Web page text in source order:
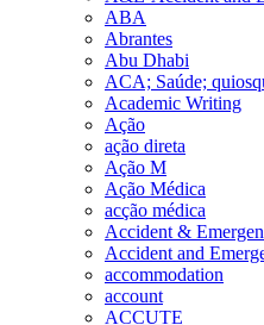
ABA
Abrantes
Abu Dhabi
ACA; Saúde;
Academic Writing
Ação
ação direta
Ação M
Ação Médica
acção médica
Accident &
Accident and
accommodation
account
ACCUTE